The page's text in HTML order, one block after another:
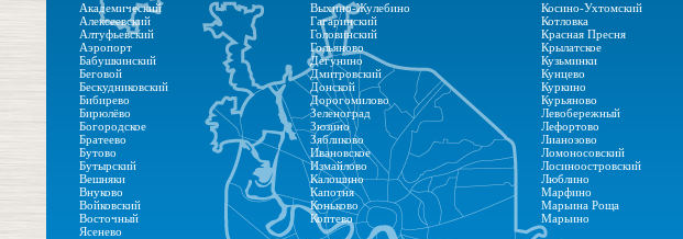
Академический
Алексеевский
Алтуфьевский
Аэропорт
Бабушкинский
Беговой
Бескудниковский
Бибирево
Бирюлёво
Богородское
Братеево
Бутово
Бутырский
Вешняки
Внуково
Войковский
Восточный
Выхино-Жулебино
Гагаринский
Головинский
Гольяново
Дегунино
Дмитровский
Донской
Дорогомилово
Зеленоград
Зюзино
Зябликово
Ивановское
Измайлово
Калошино
Капотня
Коньково
Коптево
Косино-Ухтомский
Котловка
Красная Пресня
Крылатское
Кузьминки
Кунцево
Куркино
Курьяново
Левобережный
Лефортово
Лианозово
Ломоносовский
Лосиноостровский
Люблино
Марфино
Марьина Роща
Марьино
Ясенево